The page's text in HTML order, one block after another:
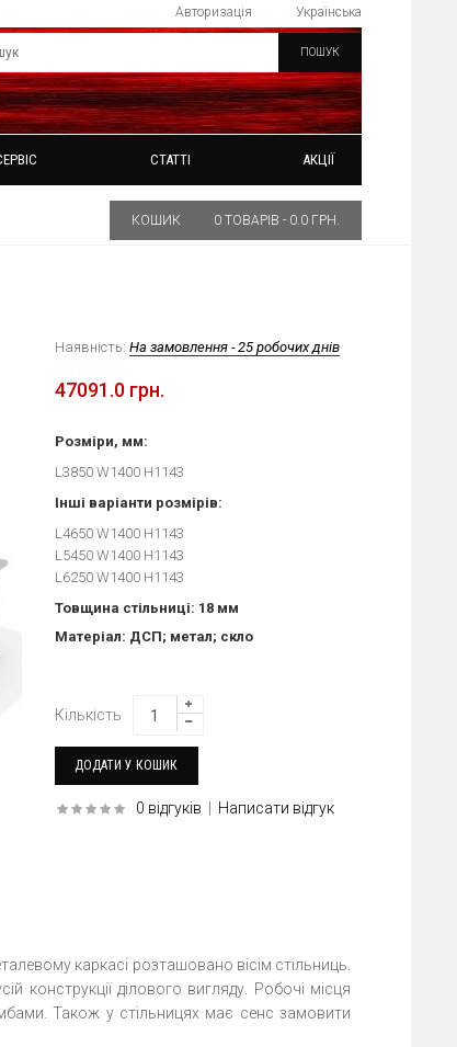
Українська
Авторизація
ПОШУК
СТАТТІ АКЦІЇ
КОШИК 0 ТОВАРІВ - 0.0 ГРН.
Наявність: На замовлення - 25 робочих днів
47091.0 грн.
Розміри, мм:
L3850 W1400 H1143
Інші варіанти розмірів:
L4650 W1400 H1143
L5450 W1400 H1143
L6250 W1400 H1143
Товщина стільниці: 18 мм
Матеріал: ДСП; метал; скло
Кількість
0 відгуків Написати відгук
каркасі розташовано вісім стільниць.
конструкції ділового вигляду. Робочі місця
Також у стільницях має сенс замовити